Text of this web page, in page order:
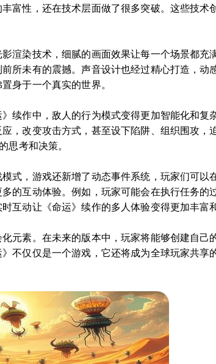
富性，还在技术层面做了很多突破。这些技术
渲染技术，细腻的画面效果让每一个场景都充
所未有的震撼。声音设计也经过精心打造，动
身于一个真实的世界。
续作中，敌人的行为模式变得更加智能化和复
，改变攻击方式，甚至设下陷阱、组织围攻，
思考和决策。
式，游戏还新增了动态事件系统，玩家们可以
的互动体验。例如，玩家可能会在执行任务的
互动让《命运》续作的多人体验变得更加丰富
元素。在未来的版本中，玩家将能够创建自己
不仅仅是一个游戏，它还将成为全球玩家共享